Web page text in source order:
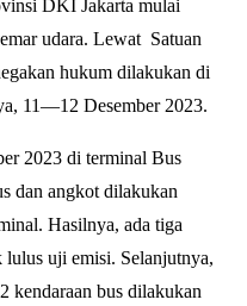
DKI Jakarta mulai
udara. Lewat Satuan
hukum dilakukan di
11—12 Desember 2023.
2023 di terminal Bus
dan angkot dilakukan
Hasilnya, ada tiga
lulus uji emisi. Selanjutnya,
kendaraan bus dilakukan